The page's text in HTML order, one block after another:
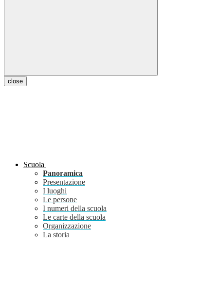
close
Scuola
Panoramica
Presentazione
I luoghi
Le persone
I numeri della scuola
Le carte della scuola
Organizzazione
La storia